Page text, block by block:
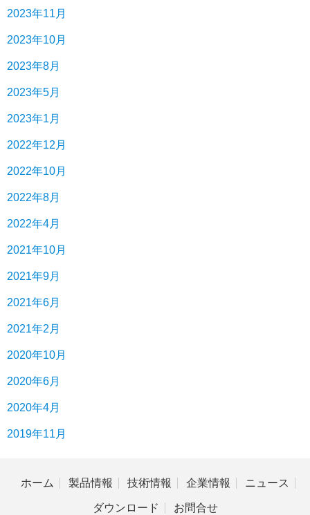
2023年11月
2023年10月
2023年8月
2023年5月
2023年1月
2022年12月
2022年10月
2022年8月
2022年4月
2021年10月
2021年9月
2021年6月
2021年2月
2020年10月
2020年6月
2020年4月
2019年11月
ホーム 製品情報 技術情報 企業情報 ニュース
ダウンロード お問合せ